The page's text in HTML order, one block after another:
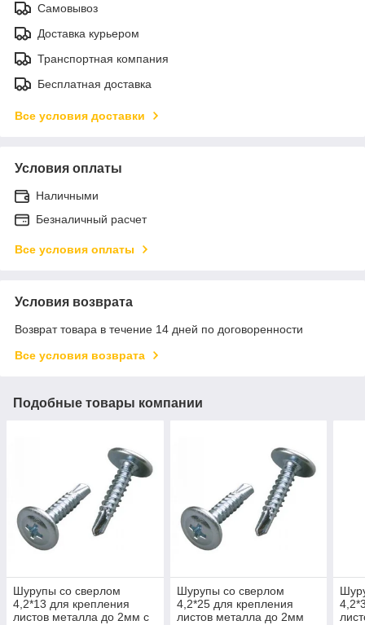
Самовывоз
Доставка курьером
Транспортная компания
Бесплатная доставка
Все условия доставки
Условия оплаты
Наличными
Безналичный расчет
Все условия оплаты
Условия возврата
Возврат товара в течение 14 дней по договоренности
Все условия возврата
Подобные товары компании
Шурупы со сверлом
4,2*13 для крепления
листов металла до 2мм с
Шурупы со сверлом
4,2*25 для крепления
листов металла до 2мм